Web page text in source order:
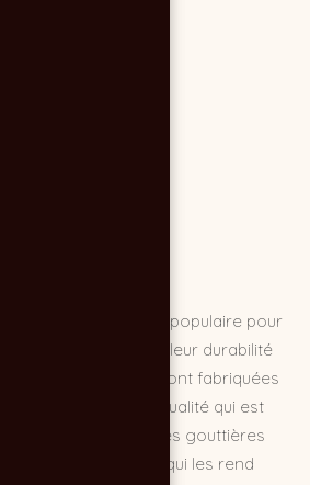
sont un choix populaire pour
en raison de leur durabilité
à la corrosion. Elles sont fabriquées
de haute qualité qui est
et à la chaleur. Les gouttières
légères, ce qui les rend